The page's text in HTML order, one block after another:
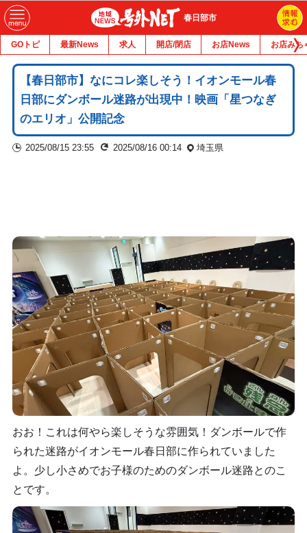
春日部市
GOトピ 最新News 求人 開店/閉店 お店News お店みち
【春日部市】なにコレ楽しそう！イオンモール春
日部にダンボール迷路が出現中！映画「星つなぎ
のエリオ」公開記念
2025/08/15 23:55 2025/08/16 00:14 埼玉県
おお！これは何やら楽しそうな雰囲気！ダンボールで作
られた迷路がイオンモール春日部に作られていました
よ。少し小さめでお子様のためのダンボール迷路とのこ
とです。